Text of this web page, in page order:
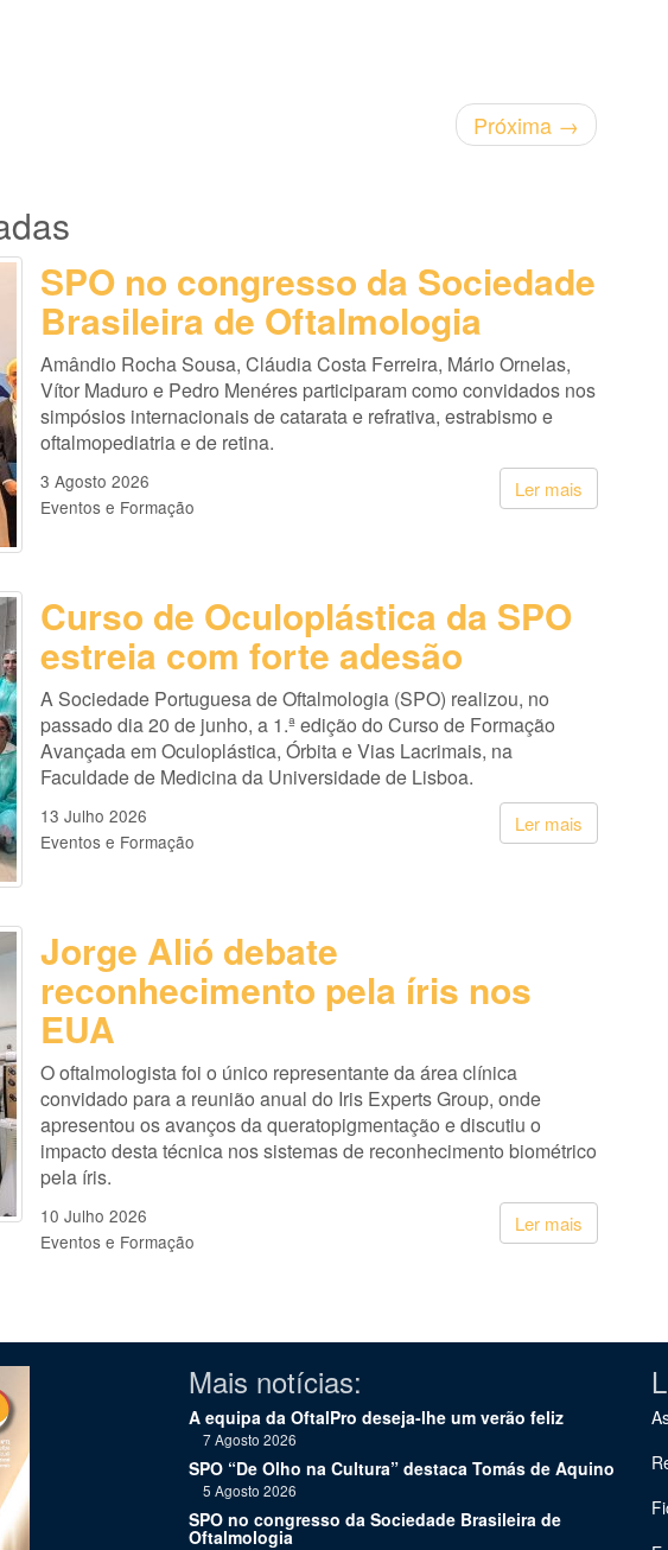
Próxima →
SPO no congresso da Sociedade
Brasileira de Oftalmologia
Amândio Rocha Sousa, Cláudia Costa Ferreira, Mário Ornelas,
Vítor Maduro e Pedro Menéres participaram como convidados nos
simpósios internacionais de catarata e refrativa, estrabismo e
oftalmopediatria e de retina.
Ler mais
3 Agosto 2026
Eventos e Formação
Curso de Oculoplástica da SPO
estreia com forte adesão
A Sociedade Portuguesa de Oftalmologia (SPO) realizou, no
passado dia 20 de junho, a 1.ª edição do Curso de Formação
Avançada em Oculoplástica, Órbita e Vias Lacrimais, na
Faculdade de Medicina da Universidade de Lisboa.
Ler mais
13 Julho 2026
Eventos e Formação
Jorge Alió debate
reconhecimento pela íris nos
EUA
O oftalmologista foi o único representante da área clínica
convidado para a reunião anual do Iris Experts Group, onde
apresentou os avanços da queratopigmentação e discutiu o
impacto desta técnica nos sistemas de reconhecimento biométrico
pela íris.
Ler mais
10 Julho 2026
Eventos e Formação
Mais notícias:
A equipa da OftalPro deseja-lhe um verão feliz
7 Agosto 2026
SPO “De Olho na Cultura” destaca Tomás de Aquino
5 Agosto 2026
SPO no congresso da Sociedade Brasileira de
Oftalmologia